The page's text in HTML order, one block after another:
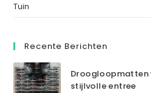
Tuin
Recente Berichten
Droogloopmatten
stijlvolle entree